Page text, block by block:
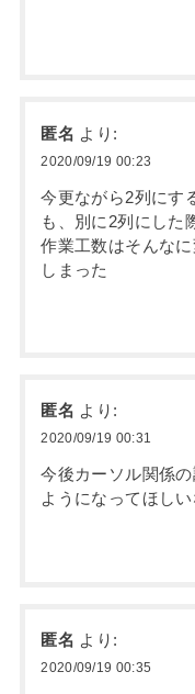
匿名 より:
2020/09/19 00:23
今更ながら2列にす
も、別に2列にした
作業工数はそんな
しまった
匿名 より:
2020/09/19 00:31
今後カーソル関係
ようになってほしい
匿名 より:
2020/09/19 00:35